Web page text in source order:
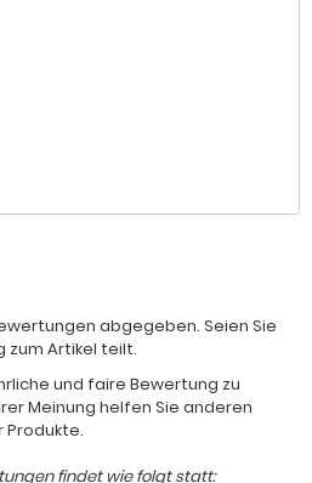
abgegeben. Seien Sie
zum Artikel teilt.
und faire Bewertung zu
Meinung helfen Sie anderen
Produkte.
findet wie folgt statt: